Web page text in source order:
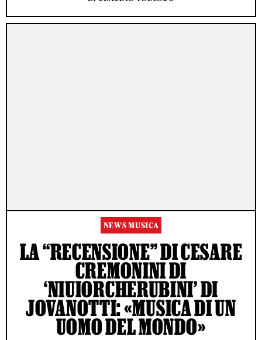
NEWS MUSICA
LA “RECENSIONE” DI CESARE
CREMONINI DI
‘NIUIORCHERUBINI’ DI
JOVANOTTI: «MUSICA DI UN
UOMO DEL MONDO»